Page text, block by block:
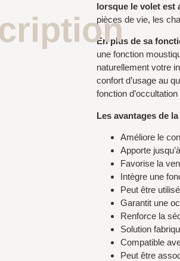
lorsque le volet est
pièces de vie, les
En plus de sa
une fonction
naturellement votre
confort d’usage au
fonction
Les avantages de
Améliore le
Apporte
Favorise la
Intègre une
Peut être
Garantit une
Renforce la
Solution
Compatible
Peut être